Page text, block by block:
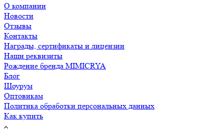
О компании
Новости
Отзывы
Контакты
Награды, сертификаты и лицензии
Наши реквизиты
Рождение бренда MIMICRYA
Блог
Шоурум
Оптовикам
Политика обработки персональных данных
Как купить